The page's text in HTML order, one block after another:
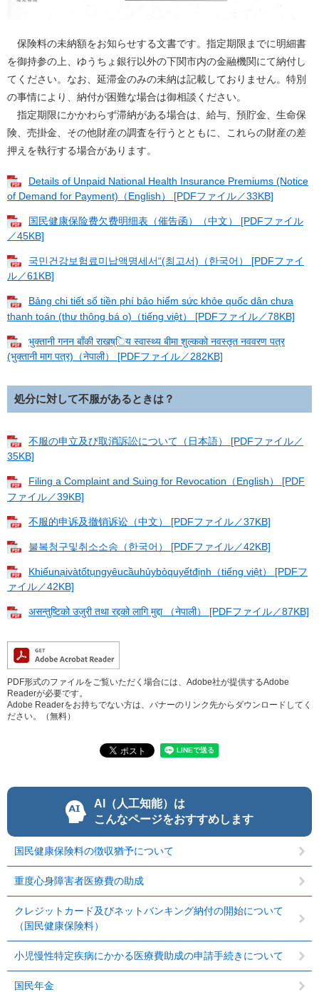
保険料の未納額をお知らせする文書です。指定期限までに明細書
を御持参の上、ゆうちょ銀行以外の下関市内の金融機関にて納付し
てください。なお、延滞金のみの未納は記載しておりません。特別
の事情により、納付が困難な場合は御相談ください。
指定期限にかかわらず滞納がある場合は、給与、預貯金、生命保
険、売掛金、その他財産の調査を行うとともに、これらの財産の差
押えを執行する場合があります。
Details of Unpaid National Health Insurance Premiums (Notice
of Demand for Payment)（English） [PDFファイル／33KB]
国民健康保险费欠费明细表（催告函）（中文） [PDFファイル
／45KB]
국민건강보험료미납액명세서“(최고서)（한국어） [PDFファイ
ル／61KB]
Bảng chi tiết số tiền phí bảo hiểm sức khỏe quốc dân chưa
thanh toán (thư thông bá o)（tiếng việt） [PDFファイル／78KB]
भुक्तानी गनन बाँकी राखष्िय स्वास्थ्य बीमा शुल्कको नवस्तृत नववरण पत्र
(भुक्तानी माग पत्र)（नेपाली） [PDFファイル／282KB]
処分に対して不服があるときは？
不服の申立及び取消訴訟について（日本語） [PDFファイル／
35KB]
Filing a Complaint and Suing for Revocation（English） [PDF
ファイル／39KB]
不服的申诉及撤销诉讼（中文） [PDFファイル／37KB]
불복청구및취소소송（한국어） [PDFファイル／42KB]
Khiếunạivàtốtụngyêucầuhủybỏquyếtđịnh（tiếng việt） [PDFフ
ァイル／42KB]
असन्तुष्टिको उजुरी तथा रद्दको लागि मुद्दा （नेपाली） [PDFファイル／87KB]
PDF形式のファイルをご覧いただく場合には、Adobe社が提供するAdobe
Readerが必要です。
Adobe Readerをお持ちでない方は、バナーのリンク先からダウンロードしてく
ださい。（無料）
AI（人工知能）は
こんなページをおすすめします
国民健康保険料の徴収猶予について
重度心身障害者医療費の助成
クレジットカード及びネットバンキング納付の開始について
（国民健康保険料）
小児慢性特定疾病にかかる医療費助成の申請手続きについて
国民年金